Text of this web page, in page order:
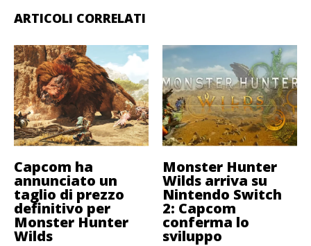
ARTICOLI CORRELATI
Capcom ha
annunciato un
taglio di prezzo
definitivo per
Monster Hunter
Wilds
Monster Hunter
Wilds arriva su
Nintendo Switch
2: Capcom
conferma lo
sviluppo